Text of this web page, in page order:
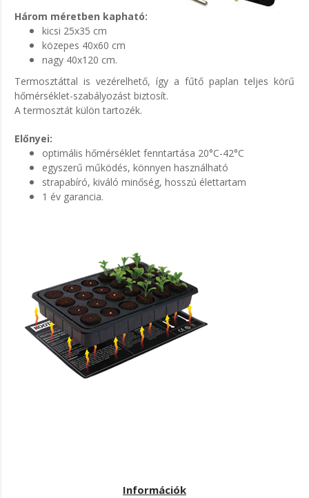
Három méretben kapható:
kicsi 25x35 cm
közepes 40x60 cm
nagy 40x120 cm.
Termosztáttal is vezérelhető, így a fűtő paplan teljes körű
hőmérséklet-szabályozást biztosít.
A termosztát külön tartozék.
Előnyei:
optimális hőmérséklet fenntartása 20°C-42°C
egyszerű működés, könnyen használható
strapabíró, kiváló minőség, hosszú élettartam
1 év garancia.
Információk